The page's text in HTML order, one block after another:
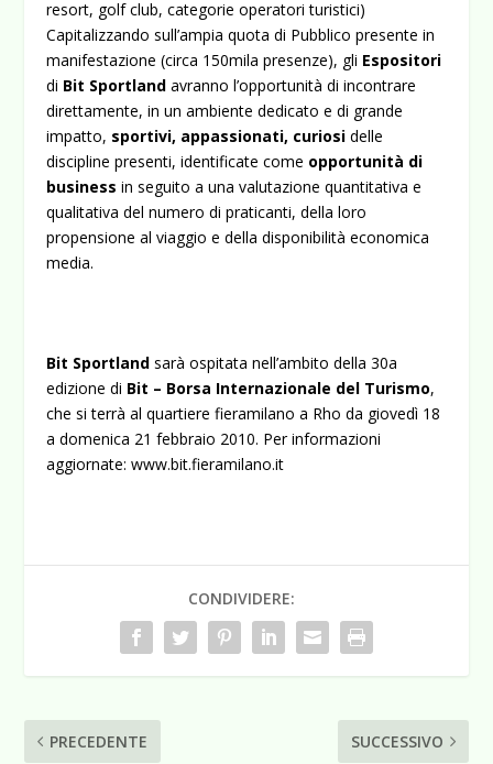
resort, golf club, categorie operatori turistici)
Capitalizzando sull’ampia quota di Pubblico presente in
manifestazione (circa 150mila presenze), gli Espositori
di Bit Sportland avranno l’opportunità di incontrare
direttamente, in un ambiente dedicato e di grande
impatto, sportivi, appassionati, curiosi delle
discipline presenti, identificate come opportunità di
business in seguito a una valutazione quantitativa e
qualitativa del numero di praticanti, della loro
propensione al viaggio e della disponibilità economica
media.
Bit Sportland sarà ospitata nell’ambito della 30a
edizione di Bit – Borsa Internazionale del Turismo,
che si terrà al quartiere fieramilano a Rho da giovedì 18
a domenica 21 febbraio 2010. Per informazioni
aggiornate:www.bit.fieramilano.it
CONDIVIDERE:
PRECEDENTE SUCCESSIVO